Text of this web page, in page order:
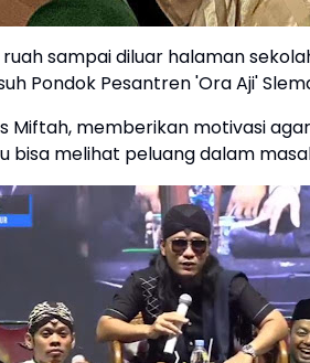
sampai diluar halaman
Pondok Pesantren 'Ora Aji'
Miftah, memberikan motivasi
bisa melihat peluang dalam